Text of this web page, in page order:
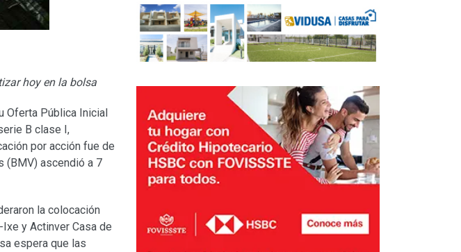
hoy en la bolsa
Oferta Pública Inicial
B clase I,
por acción fue de
(BMV) ascendió a 7
la colocación
y Actinver Casa de
espera que las